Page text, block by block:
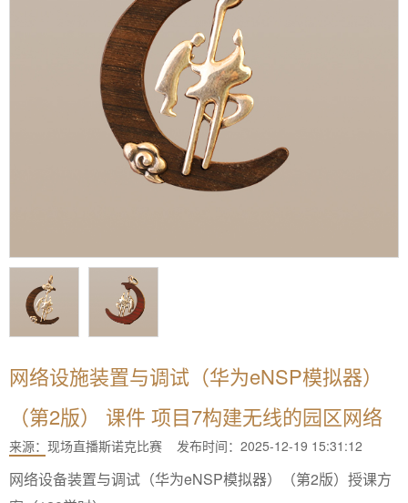
网络设施装置与调试（华为eNSP模拟器）
（第2版） 课件 项目7构建无线的园区网络
来源： 现场直播斯诺克比赛 发布时间：2025-12-19 15:31:12
网络设备装置与调试（华为eNSP模拟器）（第2版）授课方